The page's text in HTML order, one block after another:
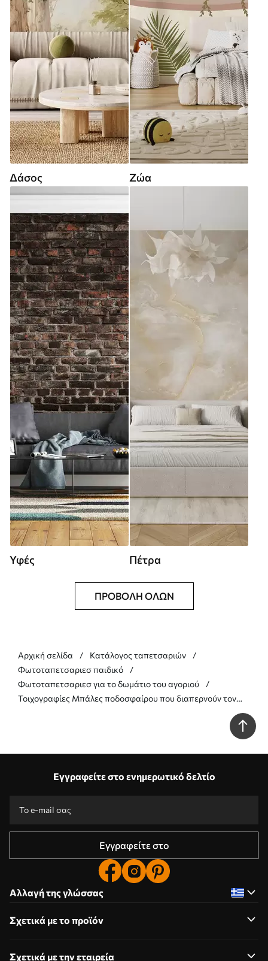
Δάσος Ζώα
Υφές Πέτρα
ΠΡΟΒΟΛΉ ΌΛΩΝ
Αρχική σελίδα
Κατάλογος ταπετσαριών
Φωτοταπετσαριεσ παιδικό
Φωτοταπετσαριεσ για το δωμάτιο του αγοριού
Τοιχογραφίες Μπάλες ποδοσφαίρου που διαπερνούν τον
Εγγραφείτε στο ενημερωτικό δελτίο
Εγγραφείτε στο
Αλλαγή της γλώσσας
Σχετικά με το προϊόν
Σχετικά με την εταιρεία